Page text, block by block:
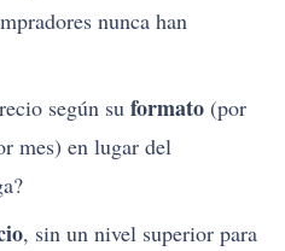
nunca han
según suformato (por
mes) en lugar del
, sin un nivel superior para